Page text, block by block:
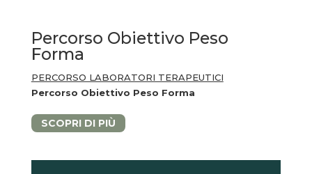
Percorso Obiettivo Peso
Forma
PERCORSO LABORATORI TERAPEUTICI
Percorso Obiettivo Peso Forma
SCOPRI DI PIÙ